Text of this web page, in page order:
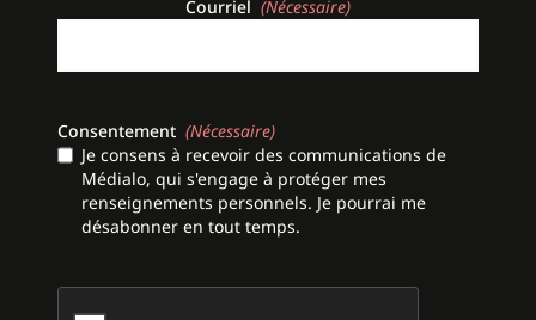
Courriel (Nécessaire)
Consentement (Nécessaire)
Je consens à recevoir des communications de
Médialo, qui s'engage à protéger mes
renseignements personnels. Je pourrai me
désabonner en tout temps.
CAPTCHA